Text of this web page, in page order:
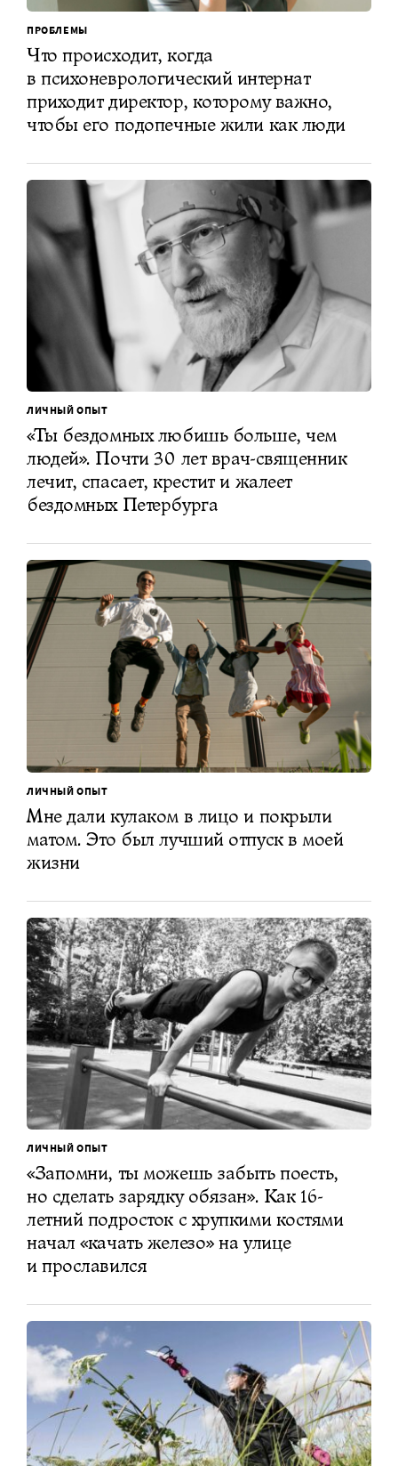
ПРОБЛЕМЫ
Что происходит, когда
в психоневрологический интернат
приходит директор, которому важно,
чтобы его подопечные жили как люди
ЛИЧНЫЙ ОПЫТ
«Ты бездомных любишь больше, чем
людей». Почти 30 лет врач-священник
лечит, спасает, крестит и жалеет
бездомных Петербурга
ЛИЧНЫЙ ОПЫТ
Мне дали кулаком в лицо и покрыли
матом. Это был лучший отпуск в моей
жизни
ЛИЧНЫЙ ОПЫТ
«Запомни, ты можешь забыть поесть,
но сделать зарядку обязан». Как 16-
летний подросток с хрупкими костями
начал «качать железо» на улице
и прославился